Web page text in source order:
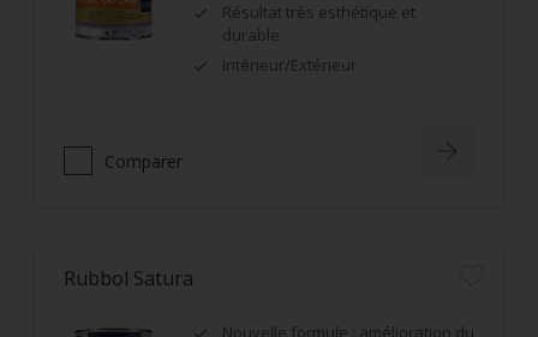
Résultat très esthétique et
durable
Intérieur/Extérieur
Comparer
Rubbol Satura
Nouvelle formule : amélioration du